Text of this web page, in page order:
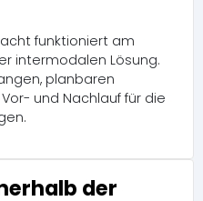
funktioniert am
intermodalen Lösung.
planbaren
und Nachlauf für die
der